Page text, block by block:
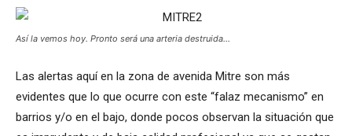
Así la vemos hoy. Pronto será una arteria destruida…
Las alertas aquí en la zona de avenida Mitre son más
evidentes que lo que ocurre con este “falaz mecanismo” en
barrios y/o en el bajo, donde pocos observan la situación que